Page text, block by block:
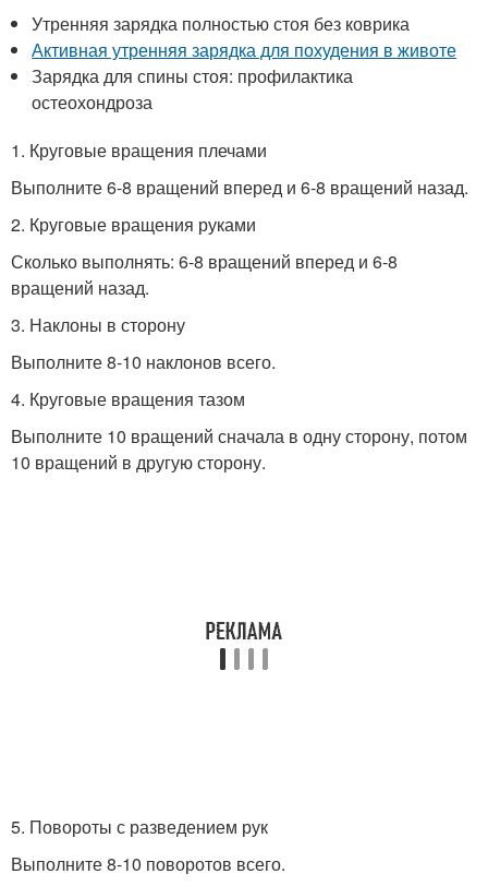
Утренняя зарядка полностью стоя без коврика
Активная утренняя зарядка для похудения в животе
Зарядка для спины стоя: профилактика
остеохондроза
1. Круговые вращения плечами
Выполните 6-8 вращений вперед и 6-8 вращений назад.
2. Круговые вращения руками
Сколько выполнять: 6-8 вращений вперед и 6-8
вращений назад.
3. Наклоны в сторону
Выполните 8-10 наклонов всего.
4. Круговые вращения тазом
Выполните 10 вращений сначала в одну сторону, потом
10 вращений в другую сторону.
5. Повороты с разведением рук
Выполните 8-10 поворотов всего.